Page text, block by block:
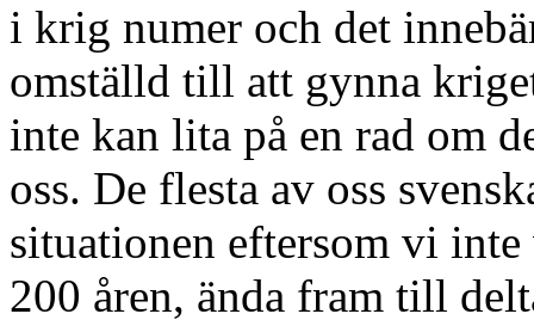
i krig numer och det
omställd till att gynna
inte kan lita på en rad om
oss. De flesta av oss
situationen eftersom vi
200 åren, ända fram till